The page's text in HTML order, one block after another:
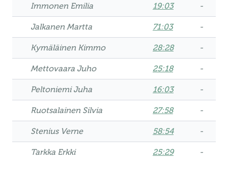
Immonen Emilia 19:03 -
Jalkanen Martta 71:03 -
Kymäläinen Kimmo 28:28 -
Mettovaara Juho 25:18 -
Peltoniemi Juha 16:03 -
Ruotsalainen Silvia 27:58 -
Stenius Verne 58:54 -
Tarkka Erkki 25:29 -